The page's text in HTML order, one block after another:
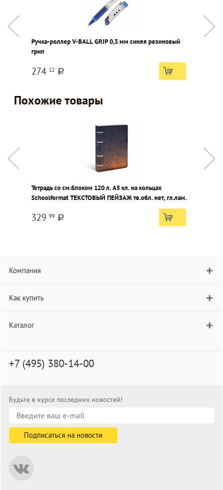
Ручка-роллер V-BALL GRIP 0,3 мм синяя резиновый
грип
274 12 a
Похожие товары
Тетрадь со см.блоком 120 л. А5 кл. на кольцах
Schoolformat ТЕКСТОВЫЙ ПЕЙЗАЖ тв.обл. нет, гл.лам.
329 99 a
Компания
Как купить
Каталог
+7 (495) 380-14-00
Будьте в курсе последних новостей!